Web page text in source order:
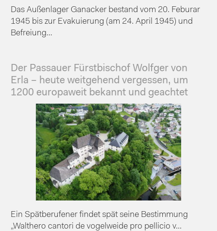
Das Außenlager Ganacker bestand vom 20. Feburar
1945 bis zur Evakuierung (am 24. April 1945) und
Befreiung...
Der Passauer Fürstbischof Wolfger von
Erla – heute weitgehend vergessen, um
1200 europaweit bekannt und geachtet
Ein Spätberufener findet spät seine Bestimmung
„Walthero cantori de vogelweide pro pellicio v...